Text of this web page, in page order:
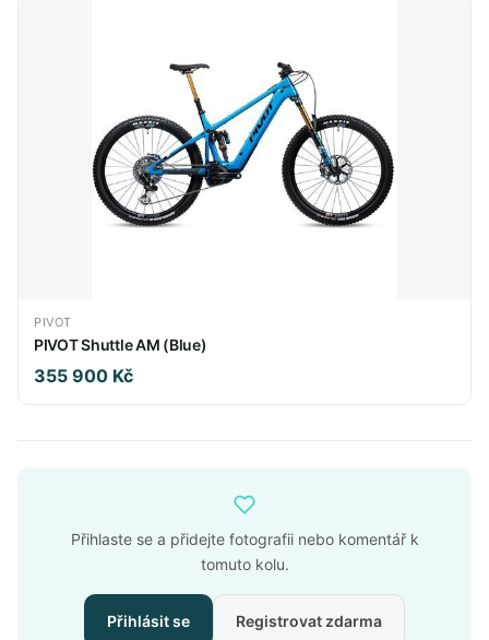
PIVOT
PIVOT Shuttle AM (Blue)
355 900 Kč
Přihlaste se a přidejte fotografii nebo komentář k
tomuto kolu.
Přihlásit se Registrovat zdarma